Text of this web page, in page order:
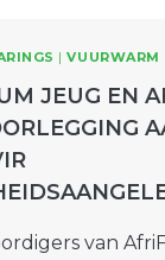
|VUURWARM
JEUG EN
van